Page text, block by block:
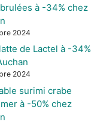
à -34% chez
2024
de Lactel à -34%
2024
surimi crabe
à -50% chez